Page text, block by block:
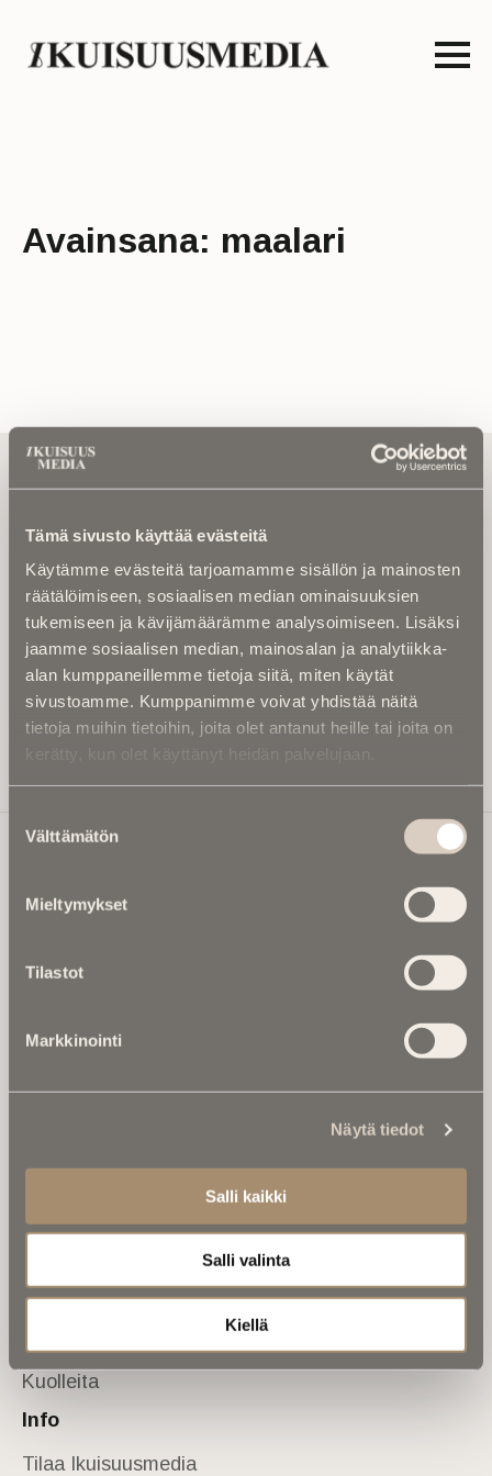
Tämä sivusto käyttää evästeitä
Käytämme evästeitä tarjoamamme sisällön ja mainosten
räätälöimiseen, sosiaalisen median ominaisuuksien
tukemiseen ja kävijämäärämme analysoimiseen. Lisäksi
jaamme sosiaalisen median, mainosalan ja analytiikka-
alan kumppaneillemme tietoja siitä, miten käytät
sivustoamme. Kumppanimme voivat yhdistää näitä
tietoja muihin tietoihin, joita olet antanut heille tai joita on
kerätty, kun olet käyttänyt heidän palvelujaan.
valinta
Välttämätön
Mieltymykset
Tilastot
Markkinointi
Näytä tiedot
Salli kaikki
Salli valinta
Kiellä
Avainsana: maalari
Tilaa uutiskirje - Pääset heti parhaiden
artikkelien pariin!
Kirjoita alle sähköpostiosoitteesi niin saat kaksi kertaa
etteivät kiinnostavat artikkelit jää huomaamatta.
Uutiskirje on maksuton eikä se velvoita mihinkään.
Kirjoita tähän sähköpostiosoite, johon haluat uutiskirjeen
tulevan:
Tilaa Uutiskirje
Ikuisuusmedia
valtakunnallinen mediabrändi. Julkaisemme uusimmat
kuolinuutiset ja kuolintiedot.
Anna palautetta
Muistokirjoituksia
Kuolema koskettaa
Asiantuntijoilta
Kuolleita
Info
Tilaa Ikuisuusmedia